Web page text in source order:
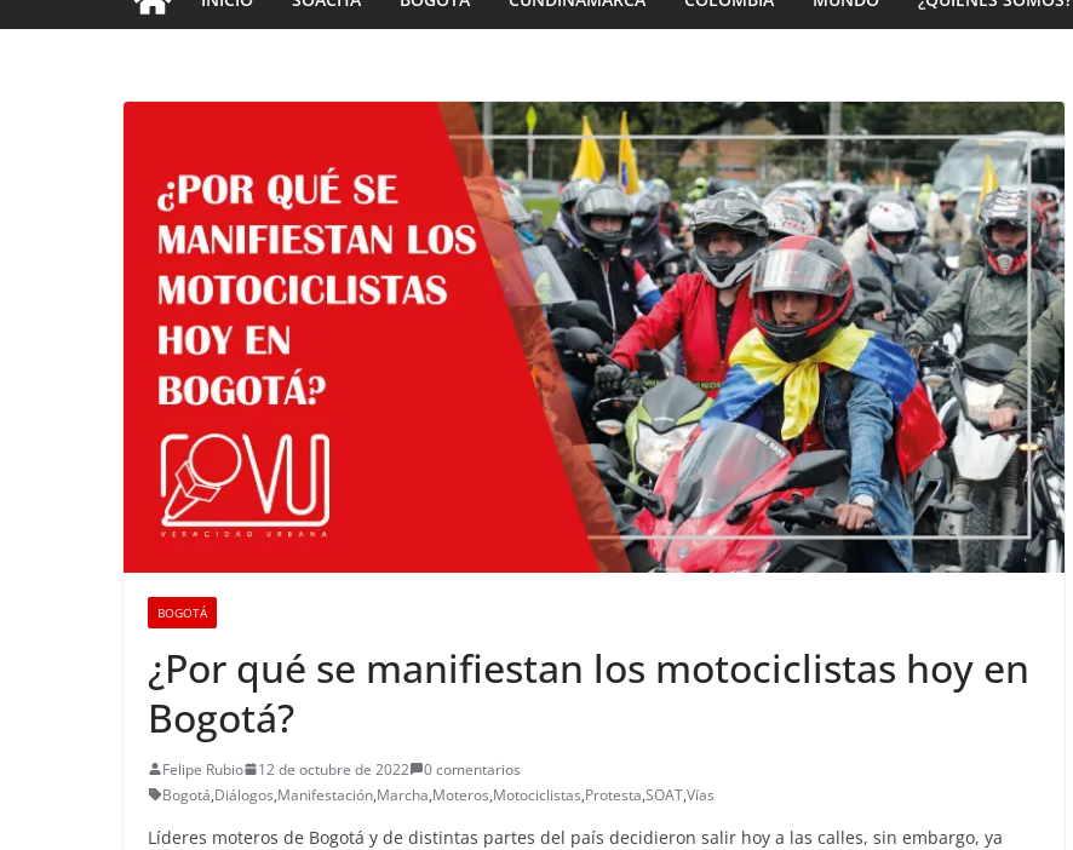
BOGOTÁ
¿Por qué se manifiestan los motociclistas hoy en
Bogotá?
Felipe Rubio 12 de octubre de 2022
0 comentarios
Bogotá,Diálogos,Manifestación,Marcha,Moteros,Motociclistas,Protesta,SOAT,Vías
Líderes moteros de Bogotá y de distintas partes del país decidieron salir hoy a las calles, sin embargo, ya